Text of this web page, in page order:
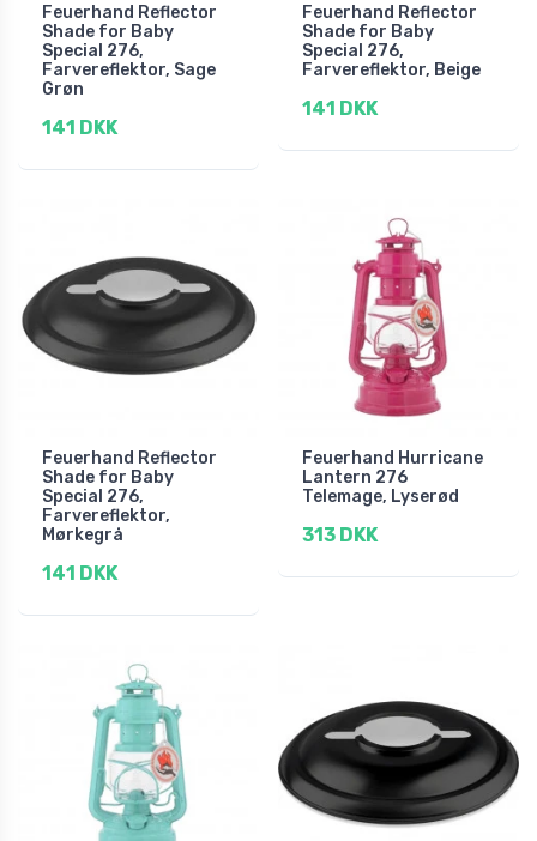
Feuerhand Reflector
Shade for Baby
Special 276,
Farvereflektor, Sage
Grøn
141 DKK
Feuerhand Reflector
Shade for Baby
Special 276,
Farvereflektor, Beige
141 DKK
Feuerhand Reflector
Shade for Baby
Special 276,
Farvereflektor,
Mørkegrå
141 DKK
Feuerhand Hurricane
Lantern 276
Telemage, Lyserød
313 DKK